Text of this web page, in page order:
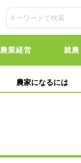
農業経営 就農
農家になるには